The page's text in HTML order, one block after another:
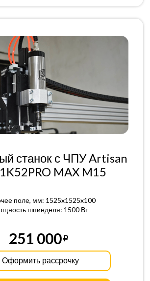
станок с ЧПУ Artisan
MAX M15
поле, мм: 1525x1525x100
шпинделя: 1500 Вт
251 000
Оформить рассрочку